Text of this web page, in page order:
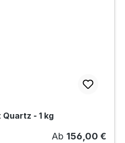
- 1 kg
Regulärer Preis:
Ab 156,00 €